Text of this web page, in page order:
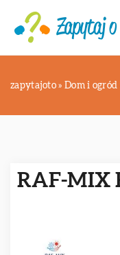
zapytajoto » Dom i ogród
RAF-MIX